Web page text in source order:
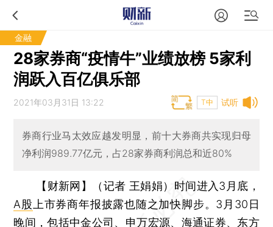
金融
28家券商“疫情牛”业绩放榜 5家利
润跃入百亿俱乐部
试听
2021年03月31日 13:22 T中
券商行业马太效应越发明显，前十大券商共实现归母
净利润989.77亿元，占28家券商利润总和近80%
【财新网】（记者 王娟娟） 时间进入3月底，
A股 上市券商年报披露也随之加快脚步。3月30日
晚间，包括中金公司 、 申万宏源、 海通证券、 东方